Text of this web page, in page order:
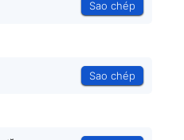
Sao chép
Sao chép